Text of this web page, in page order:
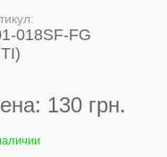
018SF-FG
130 грн.